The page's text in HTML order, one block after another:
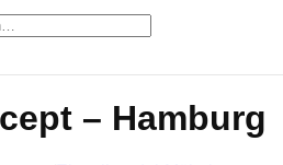
– Hamburg